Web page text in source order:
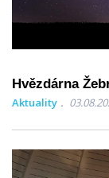
Hvězdárna
Aktuality